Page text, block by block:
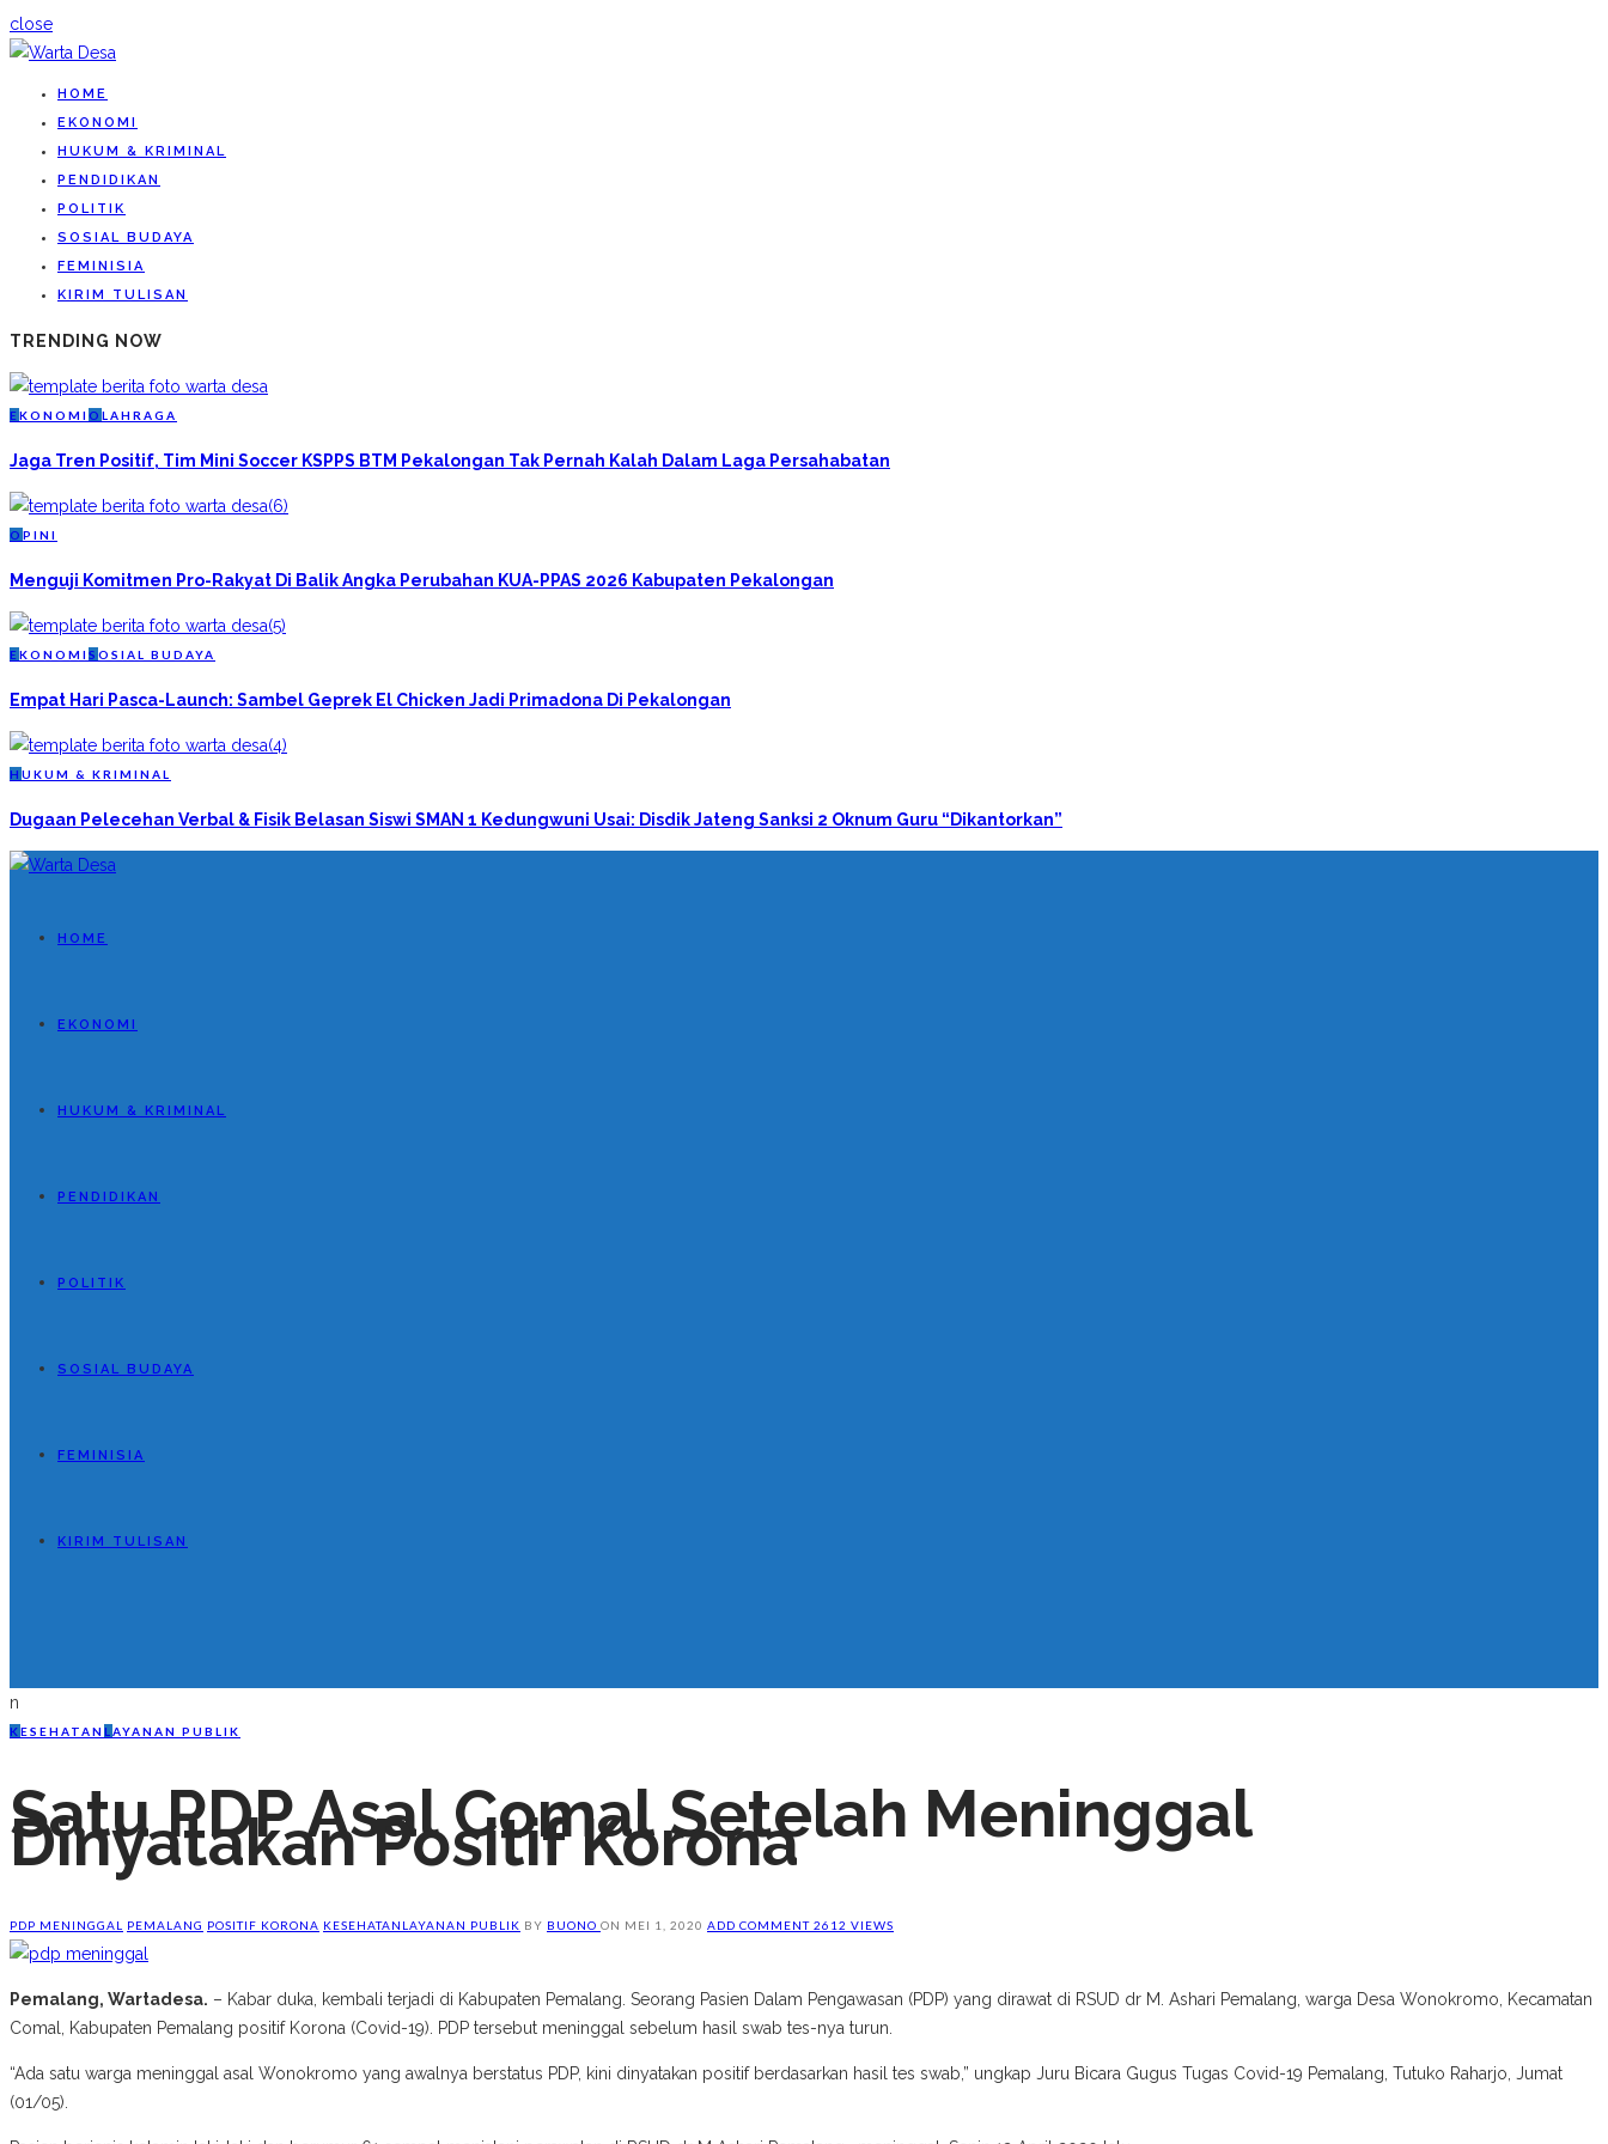
close
HOME
EKONOMI
HUKUM & KRIMINAL
PENDIDIKAN
POLITIK
SOSIAL BUDAYA
FEMINISIA
KIRIM TULISAN
TRENDING NOW
EKONOMI O LAHRAGA
Jaga Tren Positif, Tim Mini Soccer KSPPS BTM Pekalongan Tak Pernah Kalah Dalam Laga Persahabatan
O PINI
Menguji Komitmen Pro-Rakyat Di Balik Angka Perubahan KUA-PPAS 2026 Kabupaten Pekalongan
EKONOMI S OSIAL BUDAYA
Empat Hari Pasca-Launch: Sambel Geprek El Chicken Jadi Primadona Di Pekalongan
H UKUM & KRIMINAL
Dugaan Pelecehan Verbal & Fisik Belasan Siswi SMAN 1 Kedungwuni Usai: Disdik Jateng Sanksi 2 Oknum Guru “Dikantorkan”
HOME
EKONOMI
HUKUM & KRIMINAL
PENDIDIKAN
POLITIK
SOSIAL BUDAYA
FEMINISIA
KIRIM TULISAN
n
KESEHATAN L AYANAN PUBLIK
Satu PDP Asal Comal Setelah Meninggal
Dinyatakan Positif Korona
PDP MENINGGAL PEMALANG POSITIF KORONA KESEHATAN LAYANAN PUBLIK BY BUONO ON MEI 1, 2020 ADD COMMENT 2612 VIEWS
Pemalang, Wartadesa. – Kabar duka, kembali terjadi di Kabupaten Pemalang. Seorang Pasien Dalam Pengawasan (PDP) yang dirawat di RSUD dr M. Ashari Pemalang, warga Desa Wonokromo, Kecamatan
Comal, Kabupaten Pemalang positif Korona (Covid-19). PDP tersebut meninggal sebelum hasil swab tes-nya turun.
“Ada satu warga meninggal asal Wonokromo yang awalnya berstatus PDP, kini dinyatakan positif berdasarkan hasil tes swab,” ungkap Juru Bicara Gugus Tugas Covid-19 Pemalang, Tutuko Raharjo, Jumat
(01/05).